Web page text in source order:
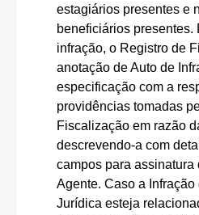
estagiários presentes e
beneficiários presentes.
infração, o Registro de
anotação de Auto de
especificação com a
providências tomadas
Fiscalização em razão
descrevendo-a com
campos para
Agente. Caso a Infração
Jurídica esteja